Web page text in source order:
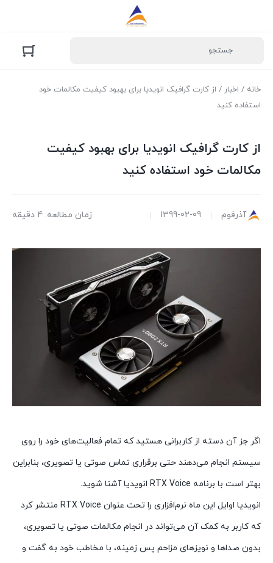
خانه / اخبار / از کارت گرافیک انویدیا برای بهبود کیفیت مکالمات خود
استفاده کنید
از کارت گرافیک انویدیا برای بهبود کیفیت
مکالمات خود استفاده کنید
آذرفوم 1399-02-09 زمان مطالعه: 4 دقیقه
اگر جز آن دسته از کاربرانی هستید که تمام فعالیت‌های خود را روی
سیستم انجام می‌دهند حتی برقراری تماس صوتی یا تصویری، بنابراین
بهتر است با برنامه RTX Voice انویدیا آشنا شوید.
انویدیا اوایل این ماه نرم‌افزاری را تحت عنوان RTX Voice منتشر کرد
که کاربر به کمک آن می‌تواند در انجام مکالمات صوتی یا تصویری،
بدون صداها و نویزهای مزاحم پس زمینه، با مخاطب خود به گفت و